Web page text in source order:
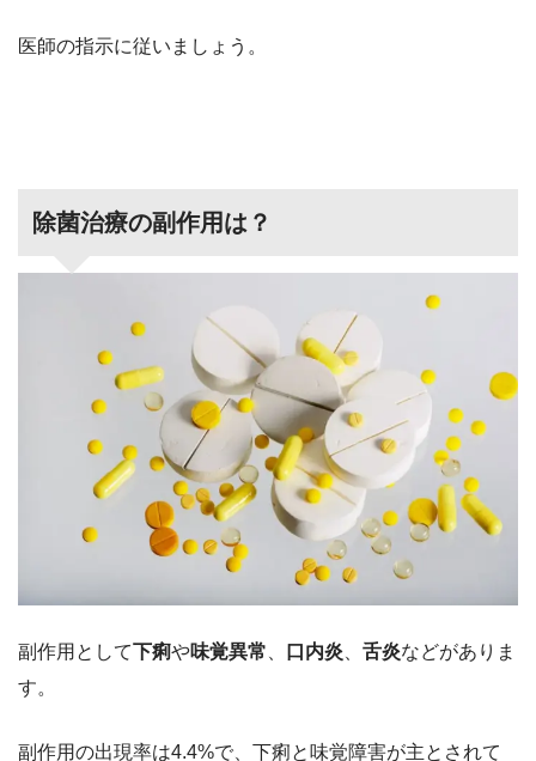
医師の指示に従いましょう。
除菌治療の副作用は？
副作用として下痢や味覚異常 口内炎 舌炎などがありま
す。
副作用の出現率は4.4%で、下痢と味覚障害が主とされて